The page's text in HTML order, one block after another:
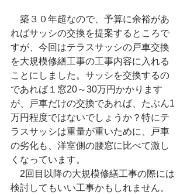
築３０年超なので、予算に余裕があ
ればサッシの交換を提案するところで
すが、今回はテラスサッシの戸車交換
を大規模修繕工事の工事内容に入れる
ことにしました。サッシを交換するの
であれば１窓20～30万円かかります
が、戸車だけの交換であれば、たぶん1
万円程度ではないでしょうか？特にテ
ラスサッシは重量が重いために、戸車
の劣化も、洋室側の腰窓に比べて激し
くなっています。
2回目以降の大規模修繕工事の際には
検討してもいい工事かもしれません。